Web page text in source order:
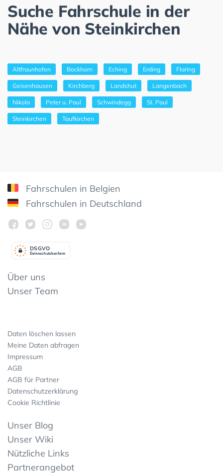
Suche Fahrschule in der
Nähe von Steinkirchen
Altfraunhofen Bockhorn Eching Erding Flaring
Geisenhausen Kirchberg Landshut Langenbach
Nikola Peter u. Paul Schwindegg St. Paul
Steinkirchen Taufkirchen
Fahrschulen in Belgien
Fahrschulen in Deutschland
Datenschutzkonform
DSGVO
Über uns
Unser Team
Daten löschen lassen
Meine Daten abfragen
Impressum
AGB
AGB für Partner
Datenschutzerklärung
Cookie Richtlinie
Unser Blog
Unser Wiki
Nützliche Links
Partnerangebot